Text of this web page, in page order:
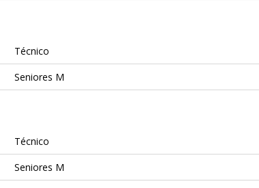
Técnico
Seniores M
Técnico
Seniores M